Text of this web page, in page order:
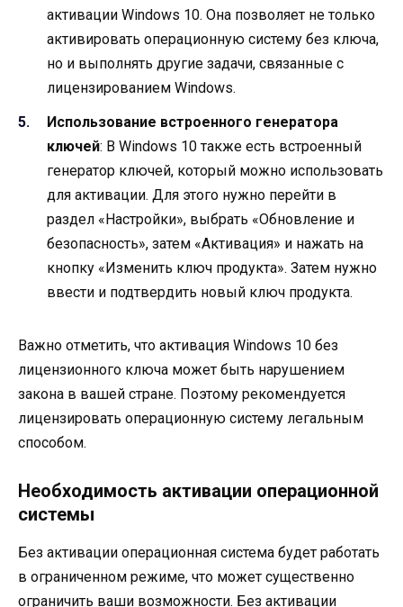
активации Windows 10. Она позволяет не только
активировать операционную систему без ключа,
но и выполнять другие задачи, связанные с
лицензированием Windows.
Использование встроенного генератора
ключей: В Windows 10 также есть встроенный
генератор ключей, который можно использовать
для активации. Для этого нужно перейти в
раздел «Настройки», выбрать «Обновление и
безопасность», затем «Активация» и нажать на
кнопку «Изменить ключ продукта». Затем нужно
ввести и подтвердить новый ключ продукта.
Важно отметить, что активация Windows 10 без
лицензионного ключа может быть нарушением
закона в вашей стране. Поэтому рекомендуется
лицензировать операционную систему легальным
способом.
Необходимость активации операционной
системы
Без активации операционная система будет работать
в ограниченном режиме, что может существенно
ограничить ваши возможности. Без активации